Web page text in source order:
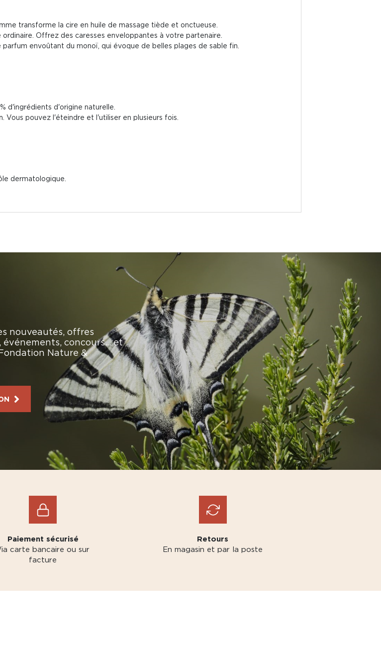
transforme la cire en huile de massage tiède et onctueuse.
Offrez des caresses enveloppantes à votre partenaire.
envoûtant du monoï, qui évoque de belles plages de sable fin.
d'ingrédients d'origine naturelle.
Vous pouvez l'éteindre et l'utiliser en plusieurs fois.
dermatologique.
nouveautés, offres
événements, concours… et
Nature &
Paiement sécurisé
carte bancaire ou sur
facture
Retours
En magasin et par la poste